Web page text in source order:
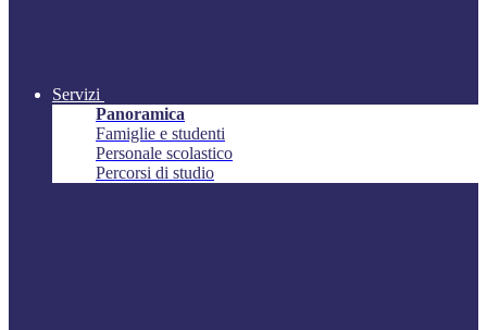
Servizi
Panoramica
Famiglie e studenti
Personale scolastico
Percorsi di studio